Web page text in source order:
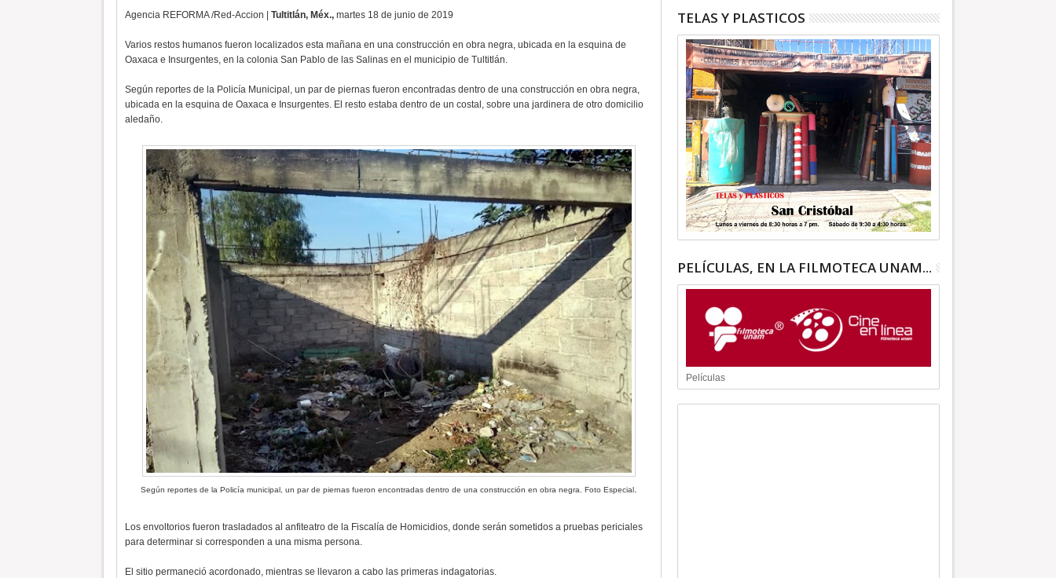
Agencia REFORMA /Red-Accion | Tultitlán, Méx.,martes 18 de junio de 2019
Varios restos humanos fueron localizados esta mañana en una construcción en obra negra, ubicada en la esquina de
Oaxaca e Insurgentes, en la colonia San Pablo de las Salinas en el municipio de Tultitlán.
Según reportes de la Policía Municipal, un par de piernas fueron encontradas dentro de una construcción en obra negra,
ubicada en la esquina de Oaxaca e Insurgentes. El resto estaba dentro de un costal, sobre una jardinera de otro domicilio
aledaño.
Según reportes de la Policía municipal, un par de piernas fueron encontradas dentro de una construcción en obra negra. Foto Especial.
Los envoltorios fueron trasladados al anfiteatro de la Fiscalía de Homicidios, donde serán sometidos a pruebas periciales
para determinar si corresponden a una misma persona.
El sitio permaneció acordonado, mientras se llevaron a cabo las primeras indagatorias.
TELAS Y PLASTICOS
PELÍCULAS, EN LA FILMOTECA UNAM...
Películas